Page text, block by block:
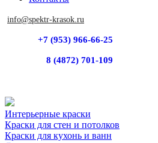
info@spektr-krasok.ru
+7 (953) 966-66-25
8 (4872) 701-109
Интерьерные краски
Краски для стен и потолков
Краски для кухонь и ванн